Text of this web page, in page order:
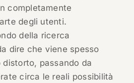
completamente
degli utenti.
della ricerca
dire che viene spesso
passando da
circa le reali possibilità